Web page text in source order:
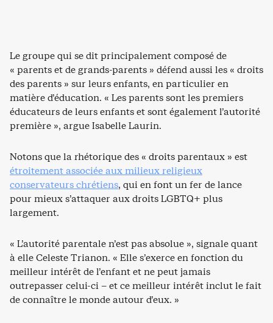
Le groupe qui se dit principalement composé de
« parents et de grands-parents » défend aussi les « droits
des parents » sur leurs enfants, en particulier en
matière d’éducation. « Les parents sont les premiers
éducateurs de leurs enfants et sont également l’autorité
première », argue Isabelle Laurin.
Notons que la rhétorique des « droits parentaux » est
étroitement associée aux milieux religieux
conservateurs chrétiens, qui en font un fer de lance
pour mieux s’attaquer aux droits LGBTQ+ plus
largement.
« L’autorité parentale n’est pas absolue », signale quant
à elle Celeste Trianon. « Elle s’exerce en fonction du
meilleur intérêt de l’enfant et ne peut jamais
outrepasser celui-ci – et ce meilleur intérêt inclut le fait
de connaître le monde autour d’eux. »